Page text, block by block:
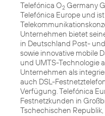
Telefónica O2 Germany
Telefónica Europe und
Unternehmen bietet
in Deutschland Post-
sowie innovative mobile
und UMTS-Technologie
Unternehmen als
auch DSL-
Verfügung. Telefónica
Festnetzkunden in
Tschechischen